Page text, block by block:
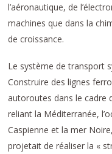
l’aéronautique, de
machines que dans la
de croissance.
Le système de transport
Construire des lignes
autoroutes dans le cadre
reliant la Méditerranée,
Caspienne et la mer
projetait de réaliser la «